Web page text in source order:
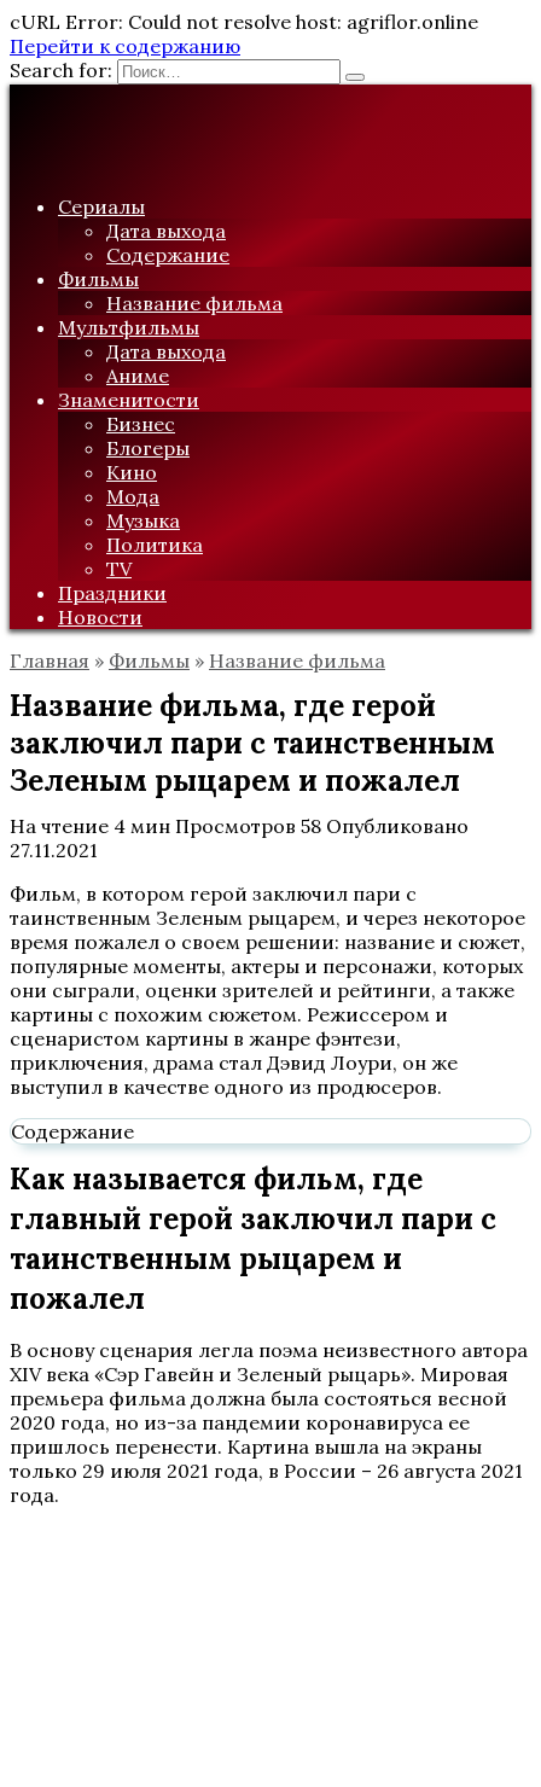
cURL Error: Could not resolve host: agriflor.online
Перейти к содержанию
Search for:
Сериалы
Дата выхода
Содержание
Фильмы
Название фильма
Мультфильмы
Дата выхода
Аниме
Знаменитости
Бизнес
Блогеры
Кино
Мода
Музыка
Политика
TV
Праздники
Новости
Главная » Фильмы » Название фильма
Название фильма, где герой
заключил пари с таинственным
Зеленым рыцарем и пожалел
На чтение 4 мин Просмотров 58 Опубликовано
27.11.2021
Фильм, в котором герой заключил пари с
таинственным Зеленым рыцарем, и через некоторое
время пожалел о своем решении: название и сюжет,
популярные моменты, актеры и персонажи, которых
они сыграли, оценки зрителей и рейтинги, а также
картины с похожим сюжетом. Режиссером и
сценаристом картины в жанре фэнтези,
приключения, драма стал Дэвид Лоури, он же
выступил в качестве одного из продюсеров.
Содержание
Как называется фильм, где
главный герой заключил пари с
таинственным рыцарем и
пожалел
В основу сценария легла поэма неизвестного автора
XIV века «Сэр Гавейн и Зеленый рыцарь». Мировая
премьера фильма должна была состояться весной
2020 года, но из-за пандемии коронавируса ее
пришлось перенести. Картина вышла на экраны
только 29 июля 2021 года, в России – 26 августа 2021
года.